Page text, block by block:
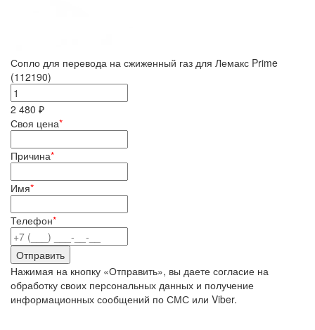
Сопло для перевода на сжиженный газ для Лемакс Prime
(112190)
2 480 ₽
Своя цена*
Причина*
Имя*
Телефон*
Нажимая на кнопку «Отправить», вы даете согласие на
обработку своих персональных данных и получение
информационных сообщений по СМС или Viber.